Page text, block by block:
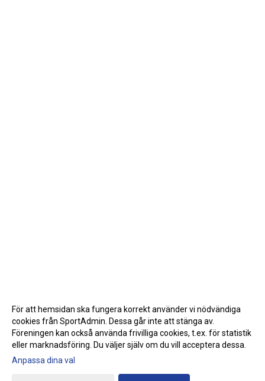
Gå till Webbversion
För att hemsidan ska fungera korrekt använder vi nödvändiga
cookies från SportAdmin. Dessa går inte att stänga av.
Föreningen kan också använda frivilliga cookies, t.ex. för statistik
eller marknadsföring. Du väljer själv om du vill acceptera dessa.
Anpassa dina val